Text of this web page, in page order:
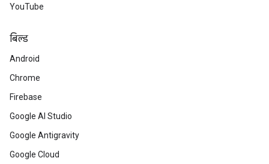
YouTube
बिल्ड
Android
Chrome
Firebase
Google AI Studio
Google Antigravity
Google Cloud